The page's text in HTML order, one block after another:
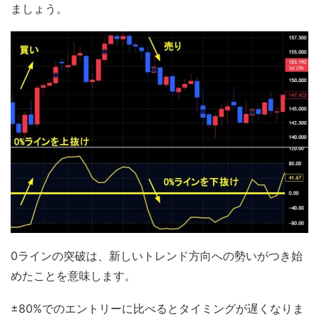
ましょう。
0ラインの突破は、新しいトレンド方向への勢いがつき始
めたことを意味します。
±80%でのエントリーに比べるとタイミングが遅くなりま